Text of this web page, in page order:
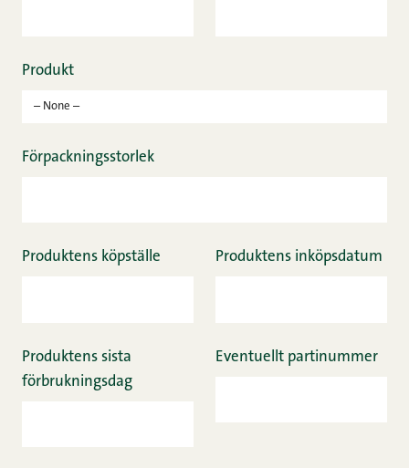
Produkt
– None –
Förpackningsstorlek
Produktens köpställe Produktens inköpsdatum
Produktens sista
förbrukningsdag
Eventuellt partinummer